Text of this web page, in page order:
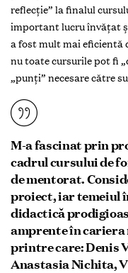
reflecție” la finalul
important lucru învățat
a fost mult mai eficientă
nu toate cursurile pot fi
„punți” necesare către
M-a fascinat prin
cadrul cursului de
de mentorat.
proiect, iar temeiul
didactică
amprente în
printre care: Denis
Anastasia Nichita,